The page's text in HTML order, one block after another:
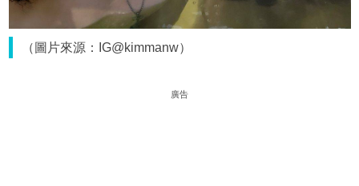
（圖片來源：IG@kimmanw）
廣告